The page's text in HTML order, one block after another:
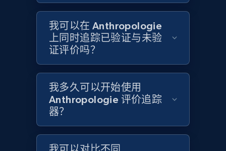
Target - Gather data on products using
specified keywords
URL, Product id, Title, Product description,
Rating, Reviews count, Initial price, Discount,
and more.
1.3K+ 175+ 立即开始
Target - Discover products by category url
我可以在 Anthropologie
上同时追踪已验证与未验
证评价吗？
我多久可以开始使用
Anthropologie 评价追踪
器？